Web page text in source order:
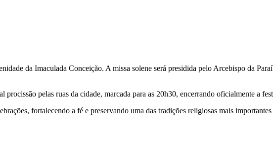
da Imaculada Conceição. A missa solene será presidida pelo Arcebispo da
pelas ruas da cidade, marcada para as 20h30, encerrando oficialmente a
fortalecendo a fé e preservando uma das tradições religiosas mais